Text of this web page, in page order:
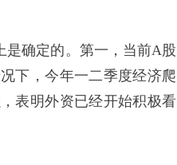
确定的。第一，当前A股
下，今年一二季度经济爬
表明外资已经开始积极看